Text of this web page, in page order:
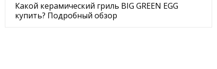
Какой керамический гриль BIG GREEN EGG
купить? Подробный обзор